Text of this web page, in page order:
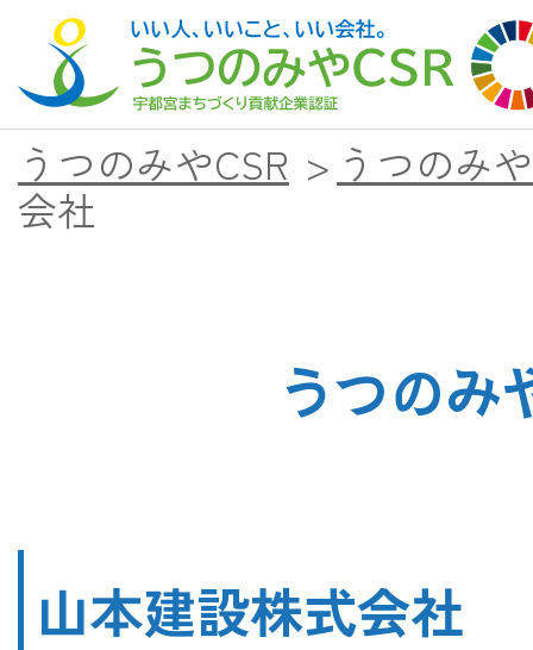
うつのみやCSR > うつのみ
会社
うつのみ
山本建設株式会社